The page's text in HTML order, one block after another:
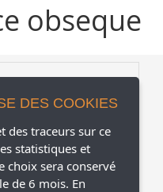
obseque
DES COOKIES
des traceurs sur ce
statistiques et
choix sera conservé
de 6 mois. En